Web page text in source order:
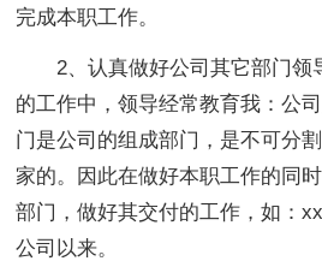
完成本职工作。
2、认真做好公司其它部门领
的工作中，领导经常教育我：公
门是公司的组成部门，是不可分
家的。因此在做好本职工作的同
部门，做好其交付的工作，如：
公司以来。